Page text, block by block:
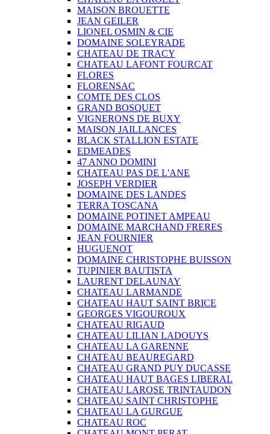
MAISON BROUETTE
JEAN GEILER
LIONEL OSMIN & CIE
DOMAINE SOLEYRADE
CHATEAU DE TRACY
CHATEAU LAFONT FOURCAT
FLORES
FLORENSAC
COMTE DES CLOS
GRAND BOSQUET
VIGNERONS DE BUXY
MAISON JAILLANCES
BLACK STALLION ESTATE
EDMEADES
47 ANNO DOMINI
CHATEAU PAS DE L'ANE
JOSEPH VERDIER
DOMAINE DES LANDES
TERRA TOSCANA
DOMAINE POTINET AMPEAU
DOMAINE MARCHAND FRERES
JEAN FOURNIER
HUGUENOT
DOMAINE CHRISTOPHE BUISSON
TUPINIER BAUTISTA
LAURENT DELAUNAY
CHATEAU LARMANDE
CHATEAU HAUT SAINT BRICE
GEORGES VIGOUROUX
CHATEAU RIGAUD
CHATEAU LILIAN LADOUYS
CHATEAU LA GARENNE
CHATEAU BEAUREGARD
CHATEAU GRAND PUY DUCASSE
CHATEAU HAUT BAGES LIBERAL
CHATEAU LAROSE TRINTAUDON
CHATEAU SAINT CHRISTOPHE
CHATEAU LA GURGUE
CHATEAU ROC